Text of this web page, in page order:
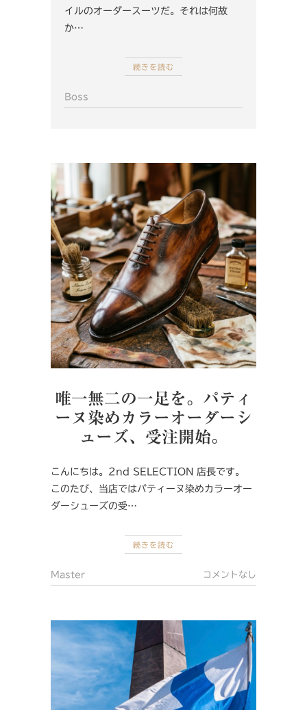
イルのオーダースーツだ。それは何故
か…
続きを読む
Boss
唯一無二の一足を。パティ
ーヌ染めカラーオーダーシ
ューズ、受注開始。
こんにちは。2nd SELECTION 店長です。
このたび、当店ではパティーヌ染めカラーオー
ダーシューズの受…
続きを読む
Master コメントなし